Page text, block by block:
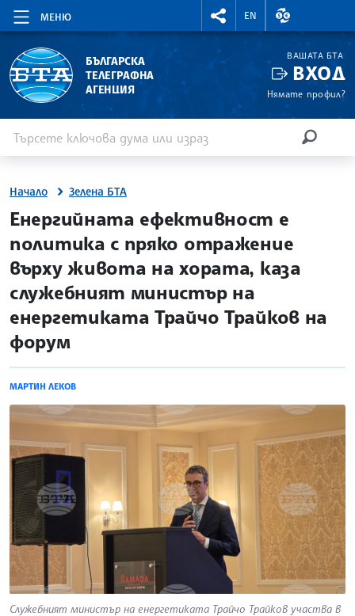
МЕНЮ
RIGHTMENU.SOCIAL
EN
ВАЛУТНИ
БЪЛГАРСКА
ТЕЛЕГРАФНА
АГЕНЦИЯ
ВАШАТА БТА
ВХОД
Нямате профил?
Начало Зелена БТА
site.bta
Енергийната ефективност е
политика с пряко отражение
върху живота на хората, каза
служебният министър на
енергетиката Трайчо Трайков на
форум
МАРТИН ЛЕКОВ
Служебният министър на енергетиката Трайчо Трайков участва в